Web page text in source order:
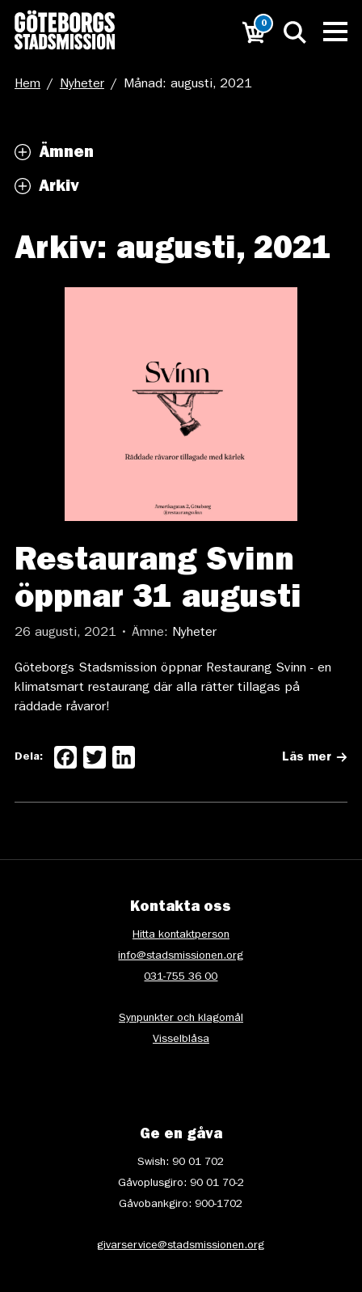
0
Hem / Nyheter / Månad: augusti, 2021
Ämnen
Arkiv
Arkiv: augusti, 2021
Restaurang Svinn
öppnar 31 augusti
26 augusti, 2021 • Ämne: Nyheter
Göteborgs Stadsmission öppnar Restaurang Svinn - en
klimatsmart restaurang där alla rätter tillagas på
räddade råvaror!
Läs mer
Dela: Facebook
Twitter
Kontakta oss
Hitta kontaktperson
info@stadsmissionen.org
031-755 36 00
Synpunkter och klagomål
Visselblåsa
Ge en gåva
Swish: 90 01 702
Gåvoplusgiro: 90 01 70-2
Gåvobankgiro: 900-1702
givarservice@stadsmissionen.org